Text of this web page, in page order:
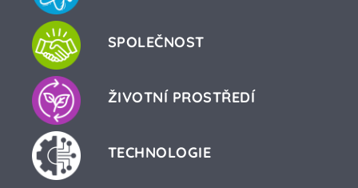
SPOLEČNOST
ŽIVOTNÍ PROSTŘEDÍ
TECHNOLOGIE